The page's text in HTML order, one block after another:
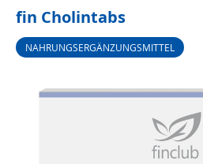
fin Cholintabs
NAHRUNGSERGÄNZUNGSMITTEL